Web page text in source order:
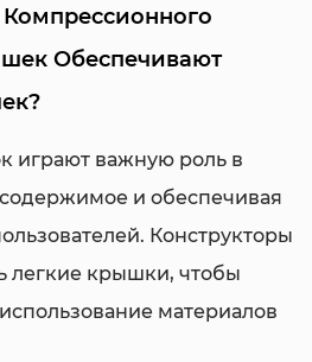
Обеспечивают
играют важную роль в
и обеспечивая
Конструкторы
легкие крышки, чтобы
материалов